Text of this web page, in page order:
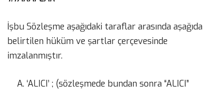
İşbu Sözleşme aşağıdaki taraflar arasında aşağıda
belirtilen hüküm ve şartlar çerçevesinde
imzalanmıştır.
‘ALICI’ ; (sözleşmede bundan sonra “ALICI”